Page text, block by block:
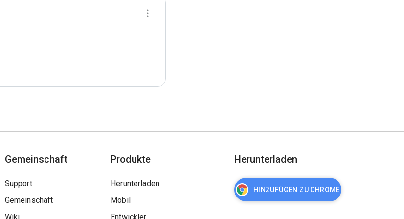
Gemeinschaft
Support
Gemeinschaft
Wiki
Produkte
Herunterladen
Mobil
Entwickler
Herunterladen
HINZUFÜGEN ZU CHROME